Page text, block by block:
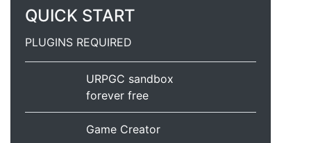
QUICK START
PLUGINS REQUIRED
URPGC sandbox
forever free
Game Creator